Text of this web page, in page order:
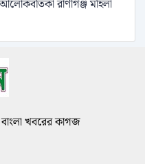
রাণীগঞ্জ মহিলা
খবরের কাগজ